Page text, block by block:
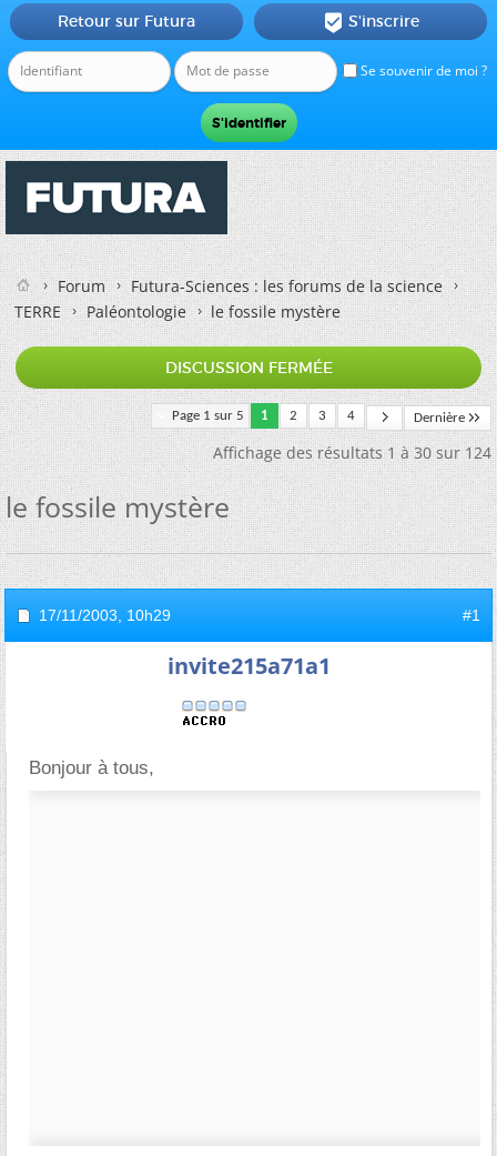
Se souvenir de moi ?
Retour sur Futura  S'inscrire
Forum
Futura-Sciences : les forums de la science
TERRE
Paléontologie le fossile mystère
DISCUSSION FERMÉE
Page 1 sur 5 1 2 3 4 Dernière
Affichage des résultats 1 à 30 sur 124
le fossile mystère
17/11/2003, 10h29 #1
invite215a71a1
Bonjour à tous,